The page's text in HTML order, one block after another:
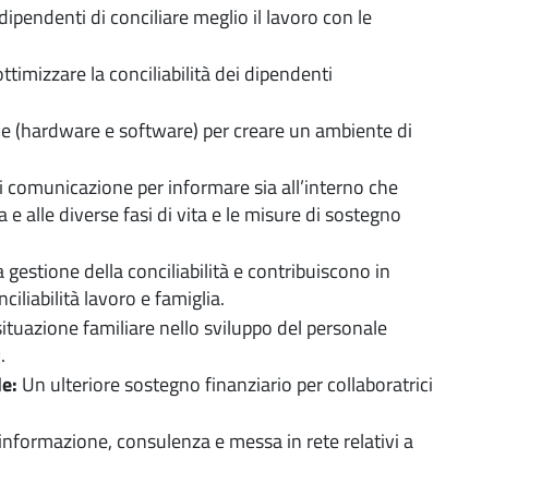
di conciliare meglio il lavoro con le
la conciliabilità dei dipendenti
(hardware e software) per creare un ambiente di
per informare sia all’interno che
alle diverse fasi di vita e le misure di sostegno
della conciliabilità e contribuiscono in
lavoro e famiglia.
familiare nello sviluppo del personale
Un ulteriore sostegno finanziario per collaboratrici
consulenza e messa in rete relativi a